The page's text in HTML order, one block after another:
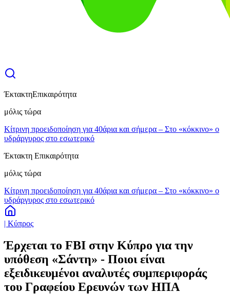
ΈκτακτηΕπικαιρότητα
μόλις τώρα
Κίτρινη προειδοποίηση για 40άρια και σήμερα – Στο «κόκκινο» ο
υδράργυρος στο εσωτερικό
Έκτακτη Επικαιρότητα
μόλις τώρα
Κίτρινη προειδοποίηση για 40άρια και σήμερα – Στο «κόκκινο» ο
υδράργυρος στο εσωτερικό
| Κύπρος
Έρχεται το FBI στην Κύπρο για την
υπόθεση «Σάντη» - Ποιοι είναι
εξειδικευμένοι αναλυτές συμπεριφοράς
του Γραφείου Ερευνών των ΗΠΑ